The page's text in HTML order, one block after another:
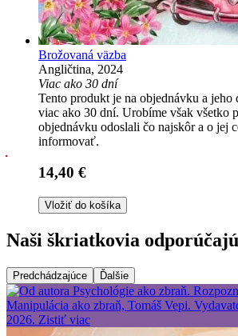
Brožovaná väzba
Angličtina, 2024
Viac ako 30 dní
Tento produkt je na objednávku a jeho
viac ako 30 dní. Urobíme však všetko
objednávku odoslali čo najskôr a o jej
informovať.
14,40 €
Vložiť do košíka
Naši škriatkovia odporúčajú
Predchádzajúce Ďalšie